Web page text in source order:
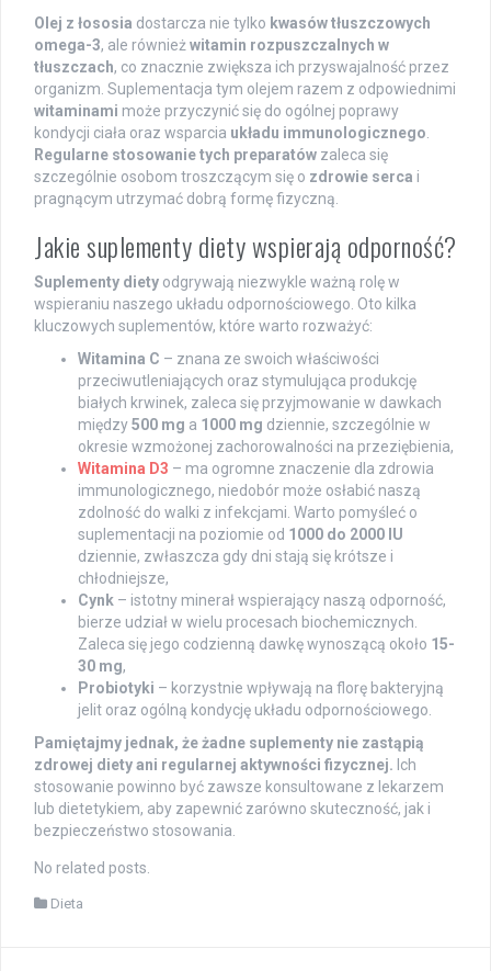
Olej z łososia dostarcza nie tylko kwasów tłuszczowych
omega-3, ale również witamin rozpuszczalnych w
tłuszczach, co znacznie zwiększa ich przyswajalność przez
organizm. Suplementacja tym olejem razem z odpowiednimi
witaminami może przyczynić się do ogólnej poprawy
kondycji ciała oraz wsparcia układu immunologicznego
Regularne stosowanie tych preparatów zaleca się
szczególnie osobom troszczącym się o zdrowie serca i
pragnącym utrzymać dobrą formę fizyczną.
Jakie suplementy diety wspierają odporność?
Suplementy diety odgrywają niezwykle ważną rolę w
wspieraniu naszego układu odpornościowego. Oto kilka
kluczowych suplementów, które warto rozważyć:
Witamina C – znana ze swoich właściwości
przeciwutleniających oraz stymulująca produkcję
białych krwinek, zaleca się przyjmowanie w dawkach
między500 mg a 1000 mg dziennie, szczególnie w
okresie wzmożonej zachorowalności na przeziębienia,
Witamina D3 – ma ogromne znaczenie dla zdrowia
immunologicznego, niedobór może osłabić naszą
zdolność do walki z infekcjami. Warto pomyśleć o
suplementacji na poziomie od 1000 do 2000 IU
dziennie, zwłaszcza gdy dni stają się krótsze i
chłodniejsze,
Cynk – istotny minerał wspierający naszą odporność,
bierze udział w wielu procesach biochemicznych.
Zaleca się jego codzienną dawkę wynoszącą około 15-
30 mg,
Probiotyki – korzystnie wpływają na florę bakteryjną
jelit oraz ogólną kondycję układu odpornościowego.
Pamiętajmy jednak, że żadne suplementy nie zastąpią
zdrowej diety ani regularnej aktywności fizycznej. Ich
stosowanie powinno być zawsze konsultowane z lekarzem
lub dietetykiem, aby zapewnić zarówno skuteczność, jak i
bezpieczeństwo stosowania.
No related posts.
Dieta